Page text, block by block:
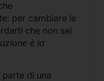
per cambiare le
che non sei
è la
parte di una